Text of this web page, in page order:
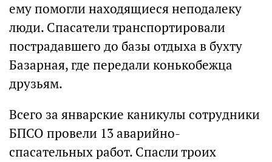
ему помогли находящиеся неподалеку
люди. Спасатели транспортировали
пострадавшего до базы отдыха в бухту
Базарная, где передали конькобежца
друзьям.
Всего за январские каникулы сотрудники
БПСО провели 13 аварийно-
спасательных работ. Спасли троих